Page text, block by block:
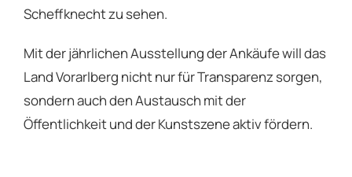
Scheffknecht zu sehen.
Mit der jährlichen Ausstellung der Ankäufe will das
Land Vorarlberg nicht nur für Transparenz sorgen,
sondern auch den Austausch mit der
Öffentlichkeit und der Kunstszene aktiv fördern.